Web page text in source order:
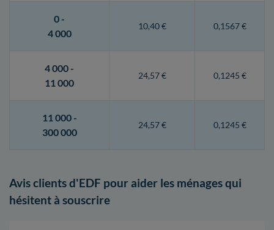
0 -
4 000
10,40 € 0,1567 €
4 000 -
11 000
24,57 € 0,1245 €
11 000 -
300 000
24,57 € 0,1245 €
Avis clients d'EDF pour aider les ménages qui
hésitent à souscrire